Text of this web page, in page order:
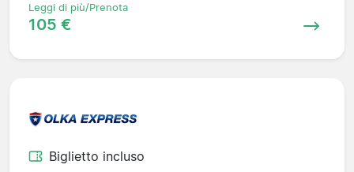
Leggi di più/Prenota
105 €
Biglietto incluso